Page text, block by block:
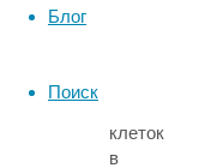
Блог
Поиск
клеток
в